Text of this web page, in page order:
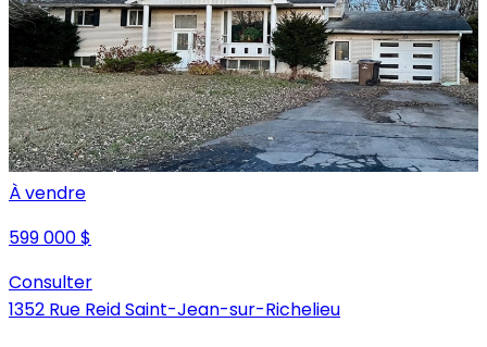
À vendre
599 000 $
Consulter
1352 Rue Reid Saint-Jean-sur-Richelieu